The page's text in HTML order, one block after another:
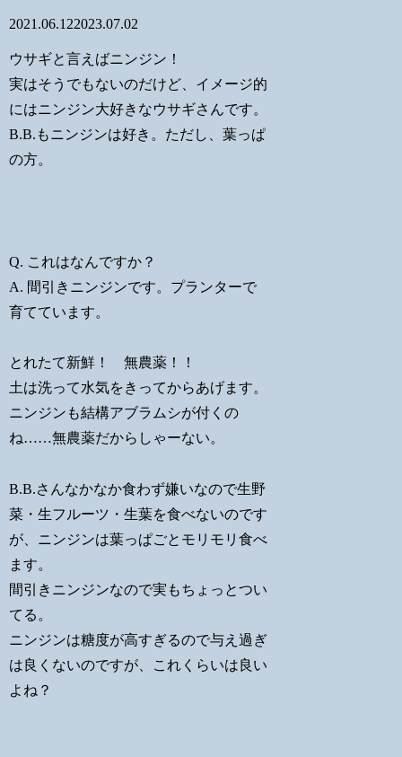
2021.06.122023.07.02
ウサギと言えばニンジン！
実はそうでもないのだけど、イメージ的
にはニンジン大好きなウサギさんです。
B.B.もニンジンは好き。ただし、葉っぱ
の方。
Q. これはなんですか？
A. 間引きニンジンです。プランターで
育てています。
とれたて新鮮！ 無農薬！！
土は洗って水気をきってからあげます。
ニンジンも結構アブラムシが付くの
ね……無農薬だからしゃーない。
B.B.さんなかなか食わず嫌いなので生野
菜・生フルーツ・生葉を食べないのです
が、ニンジンは葉っぱごとモリモリ食べ
ます。
間引きニンジンなので実もちょっとつい
てる。
ニンジンは糖度が高すぎるので与え過ぎ
は良くないのですが、これくらいは良い
よね？